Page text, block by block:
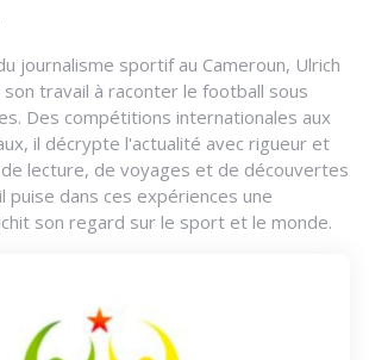
journalisme sportif au Cameroun, Ulrich
son travail à raconter le football sous
Des compétitions internationales aux
il décrypte l'actualité avec rigueur et
lecture, de voyages et de découvertes
puise dans ces expériences une
son regard sur le sport et le monde.